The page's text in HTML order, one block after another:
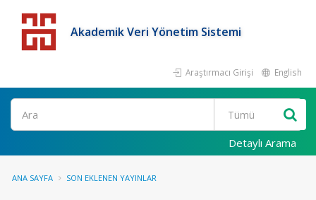
Akademik Veri Yönetim Sistemi
Araştırmacı Girişi English
Detaylı Arama
ANA SAYFA SON EKLENEN YAYINLAR